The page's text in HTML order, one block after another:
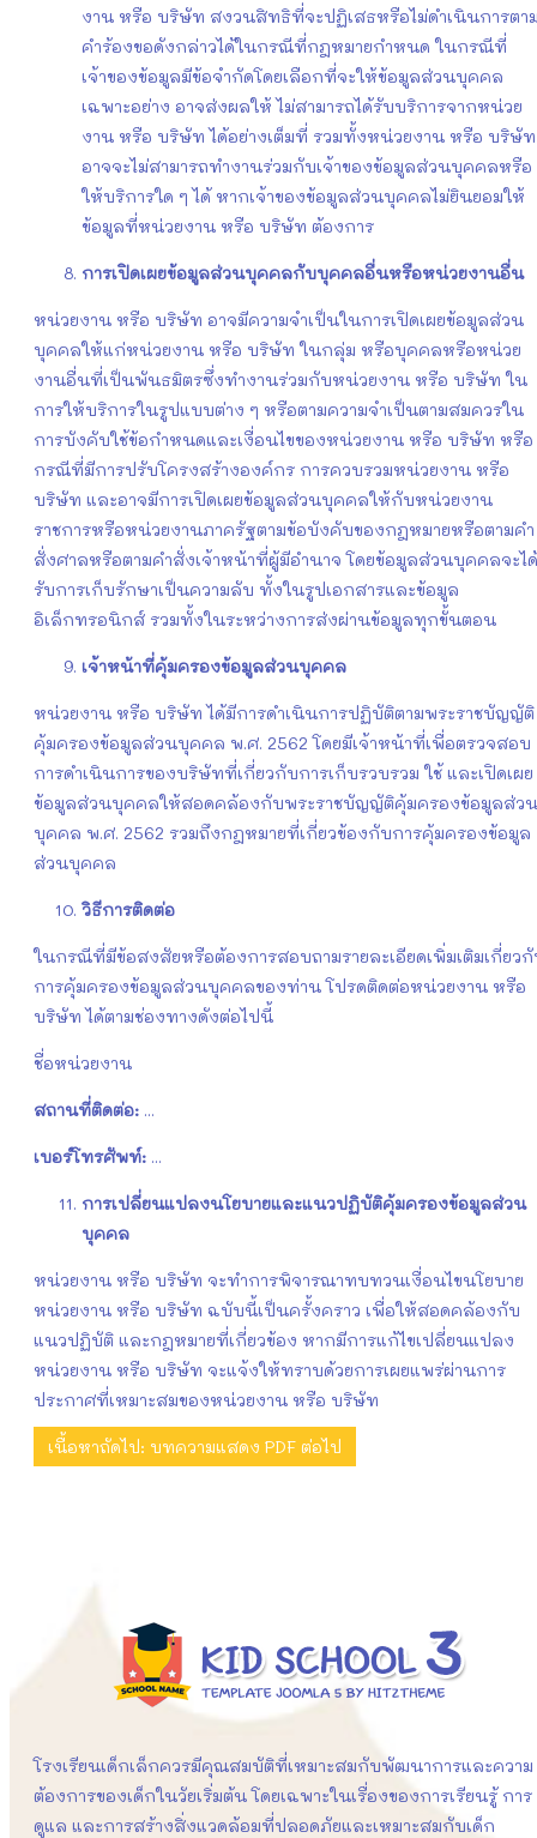
งาน หรือ บริษัท สงวนสิทธิที่จะปฏิเสธหรือไม่ดำเนินการตา
คำร้องขอดังกล่าวได้ในกรณีที่กฎหมายกำหนด ในกรณีที่
เจ้าของข้อมูลมีข้อจำกัดโดยเลือกที่จะให้ข้อมูลส่วนบุคคล
เฉพาะอย่าง อาจส่งผลให้ ไม่สามารถได้รับบริการจากหน่วย
งาน หรือ บริษัท ได้อย่างเต็มที่ รวมทั้งหน่วยงาน หรือ บริษัท
อาจจะไม่สามารถทำงานร่วมกับเจ้าของข้อมูลส่วนบุคคลหรือ
ให้บริการใด ๆ ได้ หากเจ้าของข้อมูลส่วนบุคคลไม่ยินยอมให้
ข้อมูลที่หน่วยงาน หรือ บริษัท ต้องการ
การเปิดเผยข้อมูลส่วนบุคคลกับบุคคลอื่นหรือหน่วยงานอื่น
หน่วยงาน หรือ บริษัท อาจมีความจำเป็นในการเปิดเผยข้อมูลส่วน
บุคคลให้แก่หน่วยงาน หรือ บริษัท ในกลุ่ม หรือบุคคลหรือหน่วย
งานอื่นที่เป็นพันธมิตรซึ่งทำงานร่วมกับหน่วยงาน หรือ บริษัท ใน
การให้บริการในรูปแบบต่าง ๆ หรือตามความจำเป็นตามสมควรใน
การบังคับใช้ข้อกำหนดและเงื่อนไขของหน่วยงาน หรือ บริษัท หรือ
กรณีที่มีการปรับโครงสร้างองค์กร การควบรวมหน่วยงาน หรือ
บริษัท และอาจมีการเปิดเผยข้อมูลส่วนบุคคลให้กับหน่วยงาน
ราชการหรือหน่วยงานภาครัฐตามข้อบังคับของกฎหมายหรือตามคำ
สั่งศาลหรือตามคำสั่งเจ้าหน้าที่ผู้มีอำนาจ โดยข้อมูลส่วนบุคคลจะได้
รับการเก็บรักษาเป็นความลับ ทั้งในรูปเอกสารและข้อมูล
อิเล็กทรอนิกส์ รวมทั้งในระหว่างการส่งผ่านข้อมูลทุกขั้นตอน
เจ้าหน้าที่คุ้มครองข้อมูลส่วนบุคคล
หน่วยงาน หรือ บริษัท ได้มีการดำเนินการปฏิบัติตามพระราชบัญญัติ
คุ้มครองข้อมูลส่วนบุคคล พ.ศ. 2562 โดยมีเจ้าหน้าที่เพื่อตรวจสอบ
การดำเนินการของบริษัทที่เกี่ยวกับการเก็บรวบรวม ใช้ และเปิดเผย
ข้อมูลส่วนบุคคลให้สอดคล้องกับพระราชบัญญัติคุ้มครองข้อมูลส่วน
บุคคล พ.ศ. 2562 รวมถึงกฎหมายที่เกี่ยวข้องกับการคุ้มครองข้อมูล
ส่วนบุคคล
วิธีการติดต่อ
ในกรณีที่มีข้อสงสัยหรือต้องการสอบถามรายละเอียดเพิ่มเติมเกี่ยว
การคุ้มครองข้อมูลส่วนบุคคลของท่าน โปรดติดต่อหน่วยงาน หรือ
บริษัท ได้ตามช่องทางดังต่อไปนี้
ชื่อหน่วยงาน
สถานที่ติดต่อ: ...
เบอร์โทรศัพท์: ...
การเปลี่ยนแปลงนโยบายและแนวปฏิบัติคุ้มครองข้อมูลส่วน
บุคคล
หน่วยงาน หรือ บริษัท จะทำการพิจารณาทบทวนเงื่อนไขนโยบาย
หน่วยงาน หรือ บริษัท ฉบับนี้เป็นครั้งคราว เพื่อให้สอดคล้องกับ
แนวปฏิบัติ และกฎหมายที่เกี่ยวข้อง หากมีการแก้ไขเปลี่ยนแปลง
หน่วยงาน หรือ บริษัท จะแจ้งให้ทราบด้วยการเผยแพร่ผ่านการ
ประกาศที่เหมาะสมของหน่วยงาน หรือ บริษัท
เนื้อหาถัดไป: บทความแสดง PDF ต่อไป
โรงเรียนเด็กเล็กควรมีคุณสมบัติที่เหมาะสมกับพัฒนาการและความ
ต้องการของเด็กในวัยเริ่มต้น โดยเฉพาะในเรื่องของการเรียนรู้ การ
ดูแล และการสร้างสิ่งแวดล้อมที่ปลอดภัยและเหมาะสมกับเด็ก